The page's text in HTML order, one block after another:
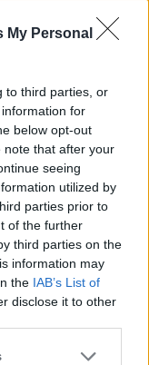
My Personal
to third parties, or
for
below opt-out
note that after your
seeing
utilized by
parties prior to
of the further
third parties on the
information may
the IAB’s List of
disclose it to other
rei en el segon
la seva història
amplia el
de l’aparcament
per les altes
Cases del Castell
estratègic que
turisme i